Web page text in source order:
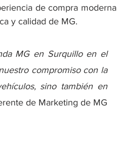
de compra moderna
y calidad de MG.
MG en Surquillo en el
compromiso con la
sino también en
de Marketing de MG